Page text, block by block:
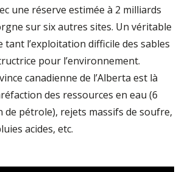
une réserve estimée à 2 milliards
sur six autres sites. Un véritable
tant l’exploitation difficile des sables
pour l’environnement.
canadienne de l’Alberta est là
des ressources en eau (6
de pétrole), rejets massifs de soufre,
acides, etc.